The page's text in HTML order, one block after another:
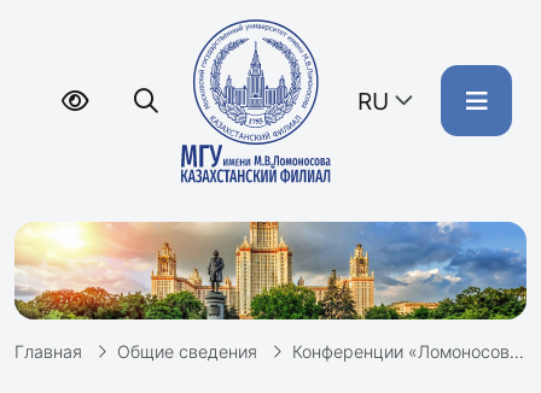
RU
Главная Общие сведения Конференции «Ломоносов»